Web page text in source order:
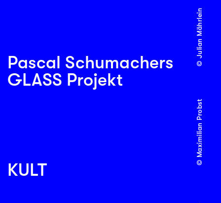
Pascal Schumachers
GLASS Projekt
© Julian Mährlein
KULT
© Maximilian Probst